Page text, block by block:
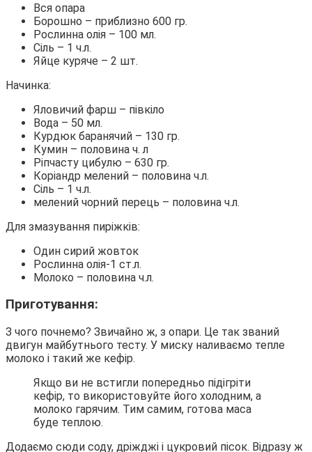
Вся опара
Борошно – приблизно 600 гр.
Рослинна олія – ​​100 мл.
Сіль – 1 ч.л.
Яйце куряче – 2 шт.
Начинка:
Яловичий фарш – півкіло
Вода – 50 мл.
Курдюк баранячий – 130 гр.
Кумин – половина ч. л
Ріпчасту цибулю – 630 гр.
Коріандр мелений – половина ч.л.
Сіль – 1 ч.л.
мелений чорний перець – половина ч.л.
Для змазування пиріжків:
Один сирий жовток
Рослинна олія-1 ст.л.
Молоко – половина ч.л.
Приготування:
З чого почнемо? Звичайно ж, з опари. Це так званий
двигун майбутнього тесту. У миску наливаємо тепле
молоко і такий же кефір.
Якщо ви не встигли попередньо підігріти
кефір, то використовуйте його холодним, а
молоко гарячим. Тим самим, готова маса
буде теплою.
Додаємо сюди соду, дріжджі і цукровий пісок. Відразу ж